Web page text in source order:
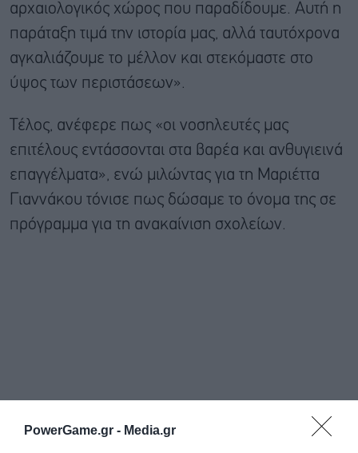
PowerGame.gr - Media.gr
αρχαιολογικός χώρος που παραδίδουμε. Αυτή η
παράταξη τιμά την ιστορία μας, αλλά ταυτόχρονα
αγκαλιάζουμε το μέλλον και στεκόμαστε στο
ύψος των περιστάσεων».
Tέλος, ανέφερε πως «οι νοσηλευτές μας
επιτέλους εντάσσονται στα βαρέα και ανθυγιεινά
επαγγέλματα», ενώ μιλώντας για τη Μαριέττα
Γιαννάκου τόνισε πως δώσαμε το όνομα της σε
πρόγραμμα για τη ανακαίνιση σχολείων.